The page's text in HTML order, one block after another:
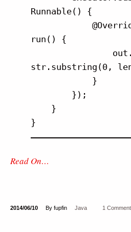
Runnable() {
run() {
str.substring(0,
Read On…
2014/06/10 By fupfin Java 1 Comment